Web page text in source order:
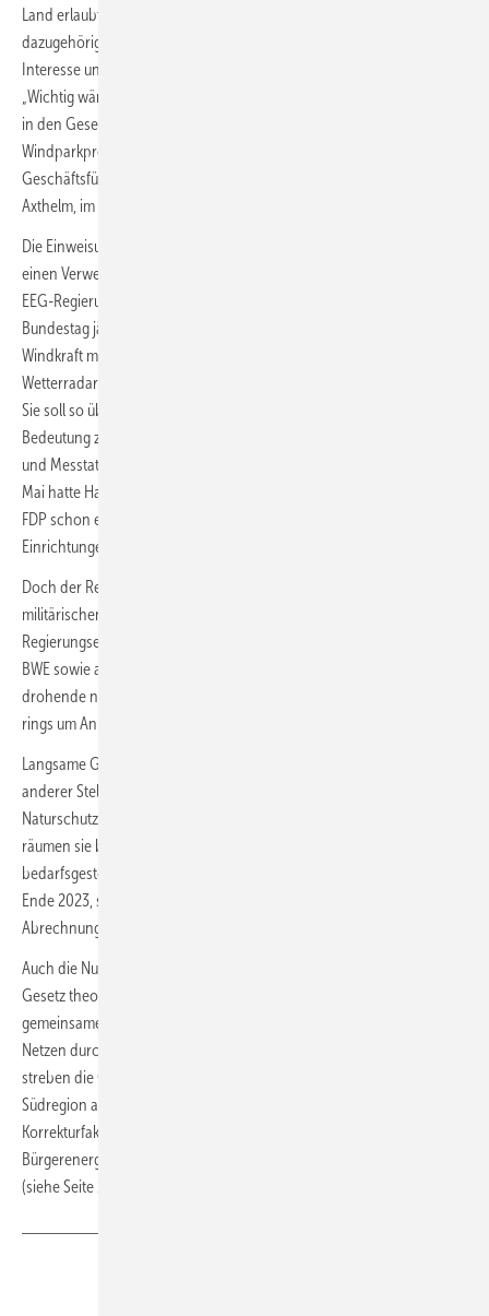
Land erlaubt. „Die Errichtung und der Betrieb von Anlagen sowie den
dazugehörigen Nebenanlagen liegen im überragenden öffentlichen
Interesse und dienen der öffentlichen Sicherheit“, heißt es dort nun.
„Wichtig wäre, dass diese Definition nicht nur im EEG, sondern auch
in den Gesetzen für andere Fachbereiche gilt, die über
Windparkprojektierungen entscheiden“, so betonte der
Geschäftsführer des Bundesverband Windenergie (BWE), Wolfram
Axthelm, im April im Rahmen eines Policy Briefing für Journalisten.
Die Einweisung der Journalisten nutzte der BWE-Chef somit auch für
einen Verweis auf versteckte konkurrierende Prioritäten. So ist im
EEG-Regierungsentwurf vorgesehen, dass die Bundesregierung dem
Bundestag jährlich einmal über die Nutzungskonkurrenz von
Windkraft mit Funknavigationsanlagen zur Flugverkehrssicherung,
Wetterradaren und seismologischen Messstationen berichten muss.
Sie soll so überprüfen, ob die neue hohe sicherheitspolitische
Bedeutung zur schnellen Freigabe der durch Radare, Funkanlagen
und Messtationen blockierten Windparkprojekte mit fünf GW führt. Im
Mai hatte Habeck mit Bundesverkehrsminister Volker Wissing von der
FDP schon eine Verkleinerung der Tabuzonen für Windparks um diese
Einrichtungen teilweise um bis zu zwei Drittel angekündigt.
Doch der Referentenentwurf hatte auch Nutzungskonflikte mit
militärischen Belangen zur Überprüfung empfohlen. Davon steht im
Regierungsentwurf nichts mehr. Im Gegenteil: Derzeit beklagen sich
BWE sowie auch der Energiewirtschaftsverband BDEW über eine
drohende neue Ausweisung großer windkraftfreier Schutzbereiche
rings um Anlagen zur militärischen Luftraumbeobachtung.
Langsame Genehmigungen zu beschleunigen, sehen die Reformer an
anderer Stelle vor. Beispielsweise in der Reform des
Naturschutzgesetzes bei den Vogelschutzprüfungen. Außerdem
räumen sie bei technischen Nachrüstungen wie der
bedarfsgesteuerten Nachtkennzeichnung mehr Zeit ein, noch bis
Ende 2023, sowie bei der Einrichtung von modernen Messstellen für
Abrechnungen von Windparks.
Auch die Nutzung von Windstrom zum Eigenbedarf erleichtert das
Gesetz theoretisch. Allerdings bemängeln die Verbände, dass eine
gemeinsame Erzeugung und Nutzung von Windstrom in regionalen
Netzen durch „Energy Sharing“ noch nicht im Gesetz steht. Zusätzlich
streben die Gesetzgeber die Verbesserung für Ausschreibungen in der
Südregion an, mit einem speziell nur hier zugelassenen
Korrekturfaktor an besonders schwachwindigen Standorten. Auch
Bürgerenergiegesellschaften will die Regierung nun gefördert sehen
(siehe Seite 15).